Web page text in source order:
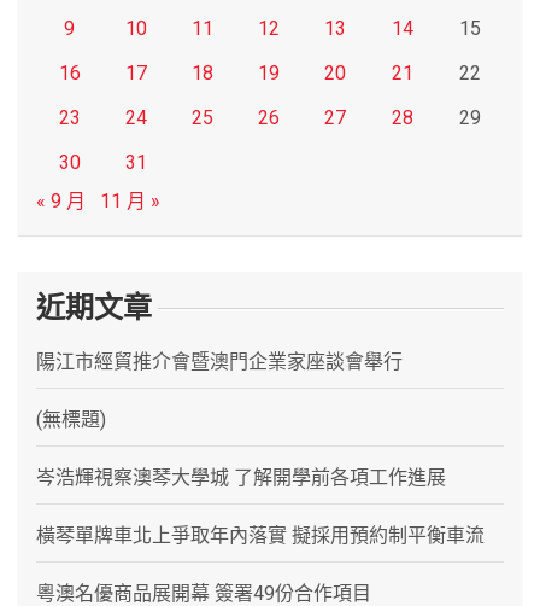
9
10 11 12 13 14
15
16
17 18 19 20 21
22
23
24 25 26 27 28
29
30
31
« 9 月
11 月 »
近期文章
陽江市經貿推介會暨澳門企業家座談會舉行
(無標題)
岑浩輝視察澳琴大學城 了解開學前各項工作進展
橫琴單牌車北上爭取年內落實 擬採用預約制平衡車流
粵澳名優商品展開幕 簽署49份合作項目